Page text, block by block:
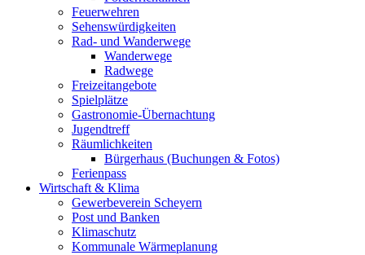
Feuerwehren
Sehenswürdigkeiten
Rad- und Wanderwege
Wanderwege
Radwege
Freizeitangebote
Spielplätze
Gastronomie-Übernachtung
Jugendtreff
Räumlichkeiten
Bürgerhaus (Buchungen & Fotos)
Ferienpass
Wirtschaft & Klima
Gewerbeverein Scheyern
Post und Banken
Klimaschutz
Kommunale Wärmeplanung